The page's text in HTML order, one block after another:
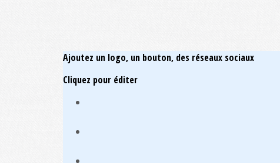
Ajoutez un logo, un bouton, des réseaux sociaux
Cliquez pour éditer